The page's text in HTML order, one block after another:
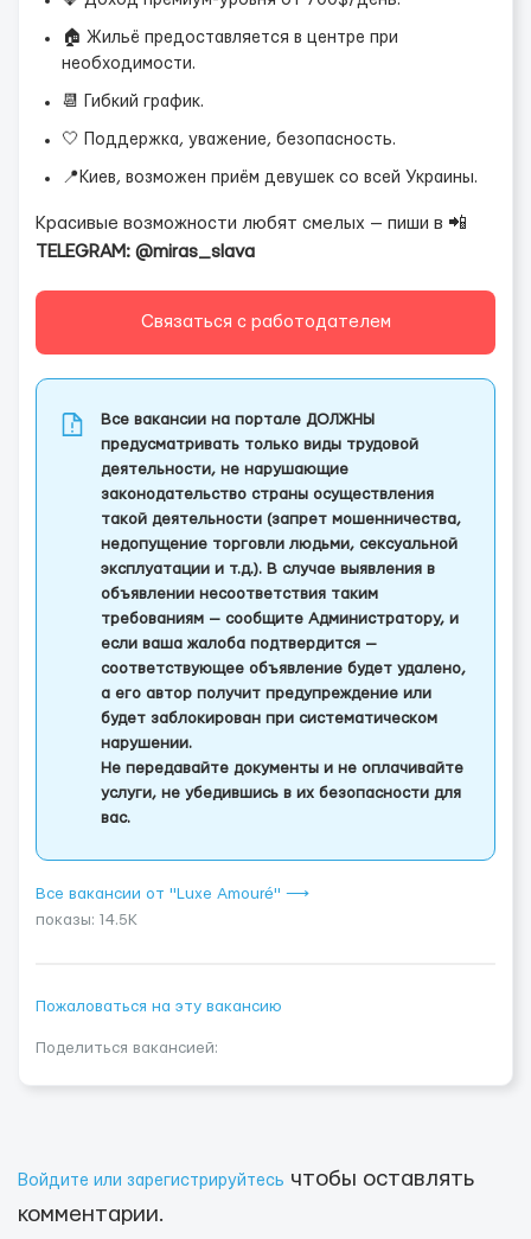
🏠 Жильё предоставляется в центре при
необходимости.
📆 Гибкий график.
🤍 Поддержка, уважение, безопасность.
📍Киев, возможен приём девушек со всей Украины.
Красивые возможности любят смелых — пиши в 📲
TELEGRAM: @miras_slava
Связаться с работодателем
Все вакансии на портале ДОЛЖНЫ
предусматривать только виды трудовой
деятельности, не нарушающие
законодательство страны осуществления
такой деятельности (запрет мошенничества,
недопущение торговли людьми, сексуальной
эксплуатации и т.д.). В случае выявления в
объявлении несоответствия таким
требованиям — сообщите Администратору, и
если ваша жалоба подтвердится —
соответствующее объявление будет удалено,
а его автор получит предупреждение или
будет заблокирован при систематическом
нарушении.
Не передавайте документы и не оплачивайте
услуги, не убедившись в их безопасности для
вас.
Все вакансии от "Luxe Amouré" ⟶
показы: 14.5K
Пожаловаться на эту вакансию
Поделиться вакансией:
Войдите или зарегистрируйтесь чтобы оставлять
комментарии.